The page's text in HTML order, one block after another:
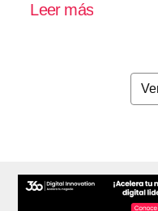
Leer más